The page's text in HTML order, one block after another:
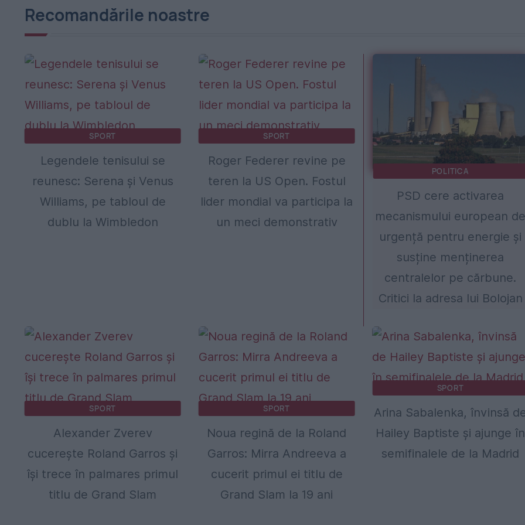
Recomandările noastre
SPORT
Legendele tenisului se
reunesc: Serena și Venus
Williams, pe tabloul de
dublu la Wimbledon
SPORT
Roger Federer revine pe
teren la US Open. Fostul
lider mondial va participa la
un meci demonstrativ
POLITICA
PSD cere activarea
mecanismului european
urgență pentru energie și
susține menținerea
centralelor pe cărbune.
Critici la adresa lui Bolojan
SPORT
Alexander Zverev
cucerește Roland Garros și
își trece în palmares primul
titlu de Grand Slam
SPORT
Noua regină de la Roland
Garros: Mirra Andreeva a
cucerit primul ei titlu de
Grand Slam la 19 ani
SPORT
Arina Sabalenka, învinsă
Hailey Baptiste și ajunge în
semifinalele de la Madrid